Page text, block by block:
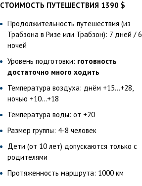
СТОИМОСТЬ ПУТЕШЕСТВИЯ 1390 $
Продолжительность путешествия (из
Трабзона в Ризе или Трабзон): 7 дней / 6
ночей
Уровень подготовки: готовность
достаточно много ходить
Температура воздуха: днём +15...+28,
ночью +10...+18
Температура воды: от +20
Размер группы: 4-8 человек
Дети (от 10 лет) допускаются только с
родителями
Протяженность маршрута: 1000 км